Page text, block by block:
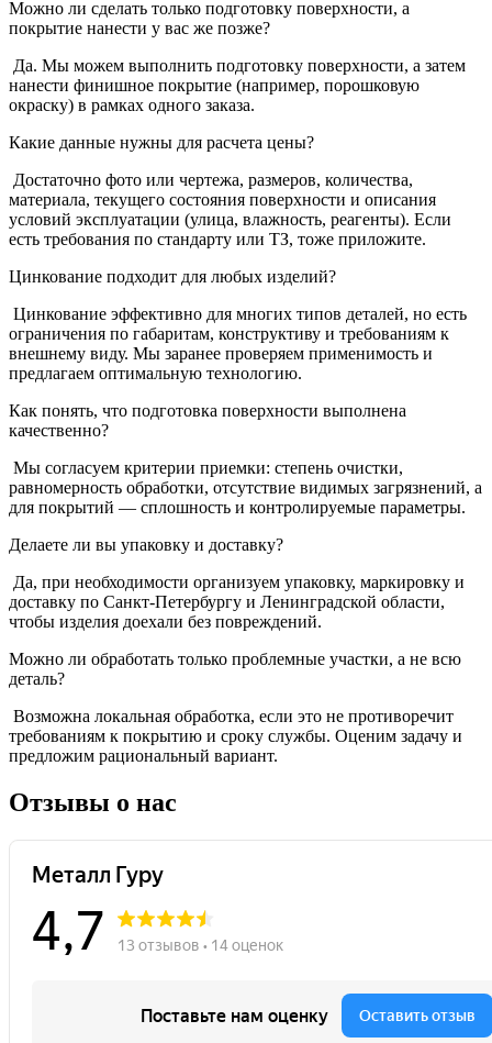
Можно ли сделать только подготовку поверхности, а
покрытие нанести у вас же позже?
Да. Мы можем выполнить подготовку поверхности, а затем
нанести финишное покрытие (например, порошковую
окраску) в рамках одного заказа.
Какие данные нужны для расчета цены?
Достаточно фото или чертежа, размеров, количества,
материала, текущего состояния поверхности и описания
условий эксплуатации (улица, влажность, реагенты). Если
есть требования по стандарту или ТЗ, тоже приложите.
Цинкование подходит для любых изделий?
Цинкование эффективно для многих типов деталей, но есть
ограничения по габаритам, конструктиву и требованиям к
внешнему виду. Мы заранее проверяем применимость и
предлагаем оптимальную технологию.
Как понять, что подготовка поверхности выполнена
качественно?
Мы согласуем критерии приемки: степень очистки,
равномерность обработки, отсутствие видимых загрязнений, а
для покрытий — сплошность и контролируемые параметры.
Делаете ли вы упаковку и доставку?
Да, при необходимости организуем упаковку, маркировку и
доставку по Санкт-Петербургу и Ленинградской области,
чтобы изделия доехали без повреждений.
Можно ли обработать только проблемные участки, а не всю
деталь?
Возможна локальная обработка, если это не противоречит
требованиям к покрытию и сроку службы. Оценим задачу и
предложим рациональный вариант.
Отзывы о нас